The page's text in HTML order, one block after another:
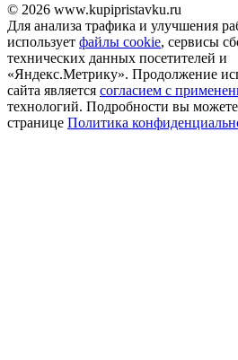
© 2026 www.kupipristavku.ru
Для анализа трафика и улучшения
использует файлы cookie, сервисы
технических данных посетителей и
«Яндекс.Метрику». Продолжение
сайта является согласием с
технологий. Подробности вы можете
странице Политика